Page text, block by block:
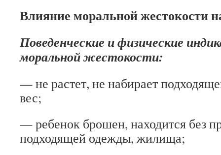
Влияние моральной жестокости
Поведенческие и физические
моральной жестокости:
— не растет, не набирает
вес;
— ребенок брошен, находится без
подходящей одежды, жилища;